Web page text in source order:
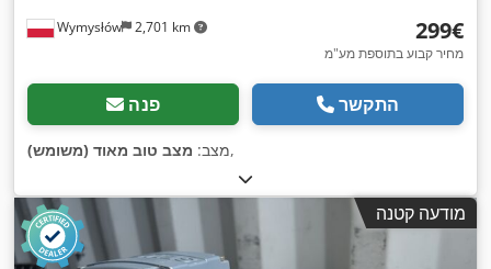
Wymysłów 2,701 km ‏299 ‏€
מחיר קבוע בתוספת מע"מ
פנה התקשר
מצב: מצב טוב מאוד (משומש) ,
מודעה קטנה